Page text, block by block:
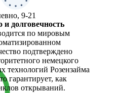
9-21
и долговечность
по мировым
подтверждено
немецкого
технологий Розензайма
гарантирует, как
открываний.